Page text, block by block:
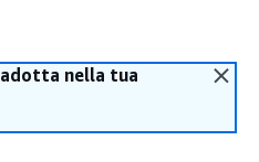
nella tua